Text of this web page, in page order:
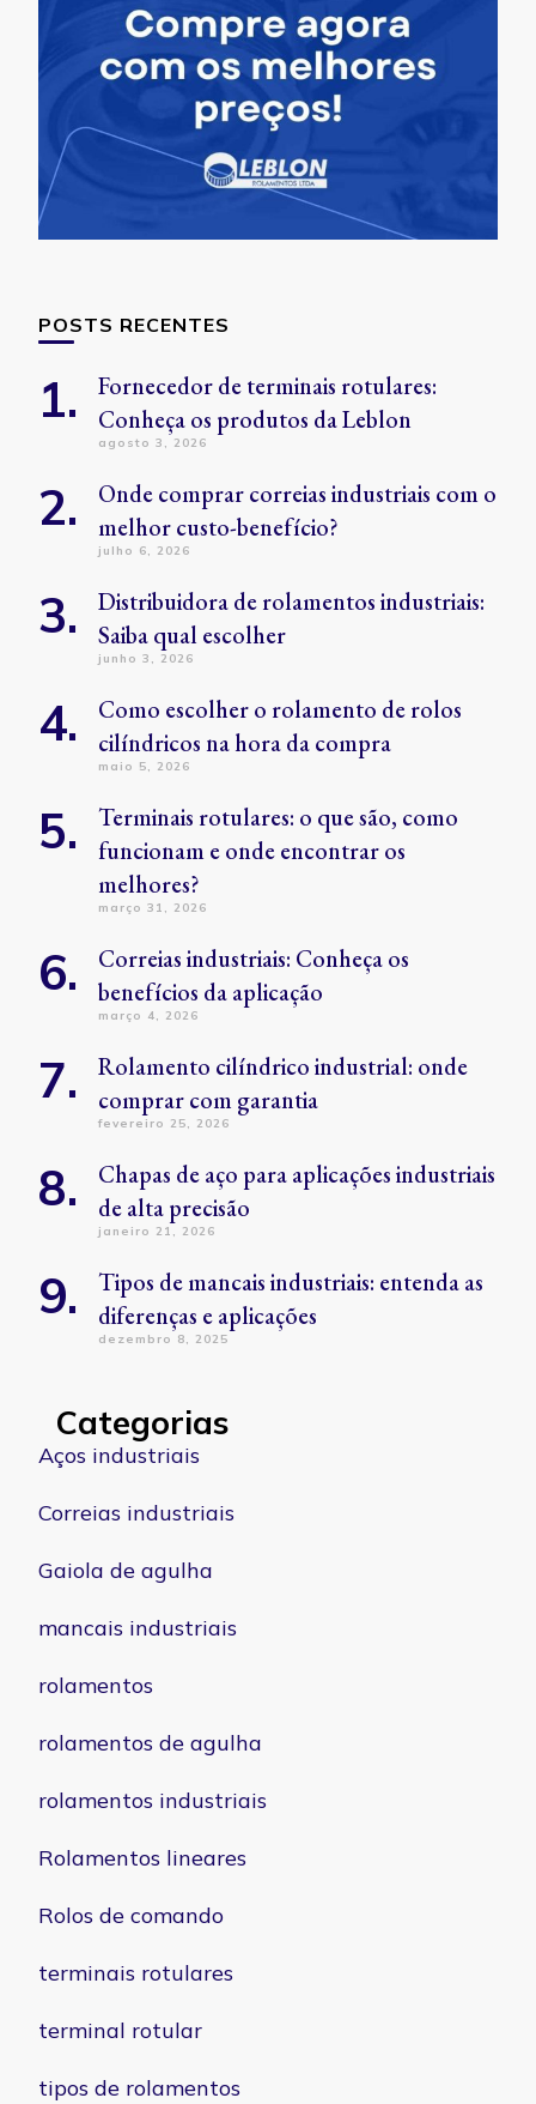
POSTS RECENTES
Fornecedor de terminais rotulares:
Conheça os produtos da Leblon
agosto 3, 2026
Onde comprar correias industriais com o
melhor custo-benefício?
julho 6, 2026
Distribuidora de rolamentos industriais:
Saiba qual escolher
junho 3, 2026
Como escolher o rolamento de rolos
cilíndricos na hora da compra
maio 5, 2026
Terminais rotulares: o que são, como
funcionam e onde encontrar os
melhores?
março 31, 2026
Correias industriais: Conheça os
benefícios da aplicação
março 4, 2026
Rolamento cilíndrico industrial: onde
comprar com garantia
fevereiro 25, 2026
Chapas de aço para aplicações industriais
de alta precisão
janeiro 21, 2026
Tipos de mancais industriais: entenda as
diferenças e aplicações
dezembro 8, 2025
Categorias
Aços industriais
Correias industriais
Gaiola de agulha
mancais industriais
rolamentos
rolamentos de agulha
rolamentos industriais
Rolamentos lineares
Rolos de comando
terminais rotulares
terminal rotular
tipos de rolamentos